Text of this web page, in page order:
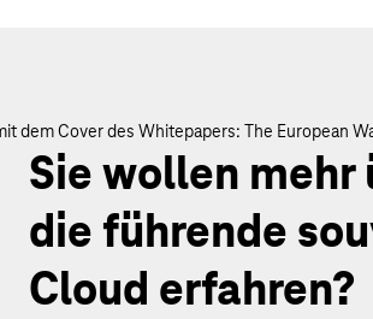
Sie wollen mehr
die führende
Cloud erfahren?